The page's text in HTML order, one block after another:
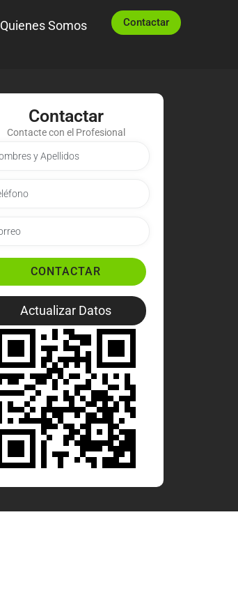
Quienes Somos Contactar
Contactar
Contacte con el Profesional
CONTACTAR
Actualizar Datos